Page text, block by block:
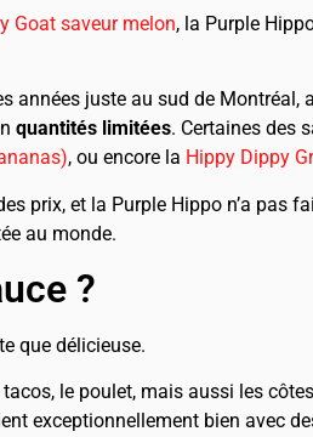
Goat saveur melon, la Purple
années juste au sud de
quantités limitées. Certaines des
, ou encore la Hippy Dippy
prix, et la Purple Hippo n’a pas
au monde.
?
que délicieuse.
le poulet, mais aussi les
exceptionnellement bien avec